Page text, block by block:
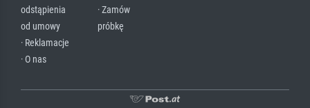
odstąpienia
od umowy
· Reklamacje
· O nas
· Zamów
próbkę